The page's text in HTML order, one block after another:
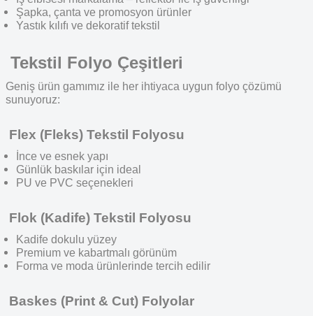
Şapka, çanta ve promosyon ürünler
Yastık kılıfı ve dekoratif tekstil
Tekstil Folyo Çeşitleri
Geniş ürün gamımız ile her ihtiyaca uygun folyo çözümü
sunuyoruz:
Flex (Fleks) Tekstil Folyosu
İnce ve esnek yapı
Günlük baskılar için ideal
PU ve PVC seçenekleri
Flok (Kadife) Tekstil Folyosu
Kadife dokulu yüzey
Premium ve kabartmalı görünüm
Forma ve moda ürünlerinde tercih edilir
Baskes (Print & Cut) Folyolar